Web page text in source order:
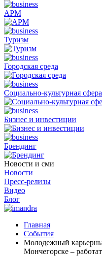
АРМ
Туризм
Городская среда
Социально-культурная сфера
Бизнес и инвестиции
Брендинг
Новости и сми
Новости
Пресс-релизы
Видео
Блог
Главная
События
Молодежный
Мончегорске –